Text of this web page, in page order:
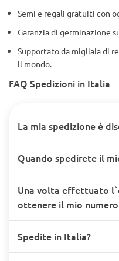
Semi e regali gratuiti con
Garanzia di germinazione
Supportato da migliaia di
il mondo.
FAQ Spedizioni in Italia
La mia spedizione è
Quando spedirete il
Una volta effettuato
ottenere il mio
Spedite in Italia?